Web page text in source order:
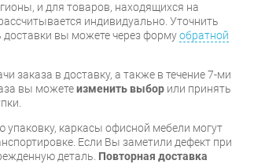
и для товаров, находящихся на
индивидуально. Уточнить
доставки вы можете через формуобратной
заказа в доставку, а также в течение 7-ми
вы можетеизменить выбор или принять
упаковку, каркасы офисной мебели могут
Если Вы заметили дефект при
деталь. Повторная доставка